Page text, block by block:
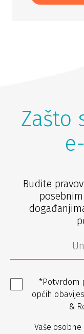
Zašto
Budite
*Potvrdom
općih
&
Vaše